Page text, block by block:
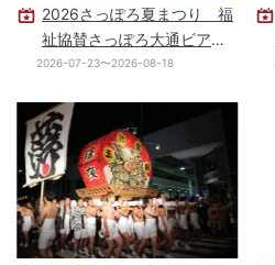
2026さっぽろ夏まつり 福
祉協賛さっぽろ大通ビアガ
ーデン
2026-07-23〜2026-08-18